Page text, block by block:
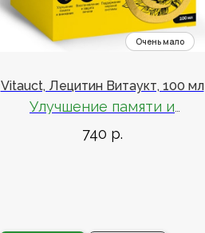
Vitauct, Лецитин Витаукт, 100 мл
Улучшение памяти и
внимания, поддержание
нервной системы
740 р.